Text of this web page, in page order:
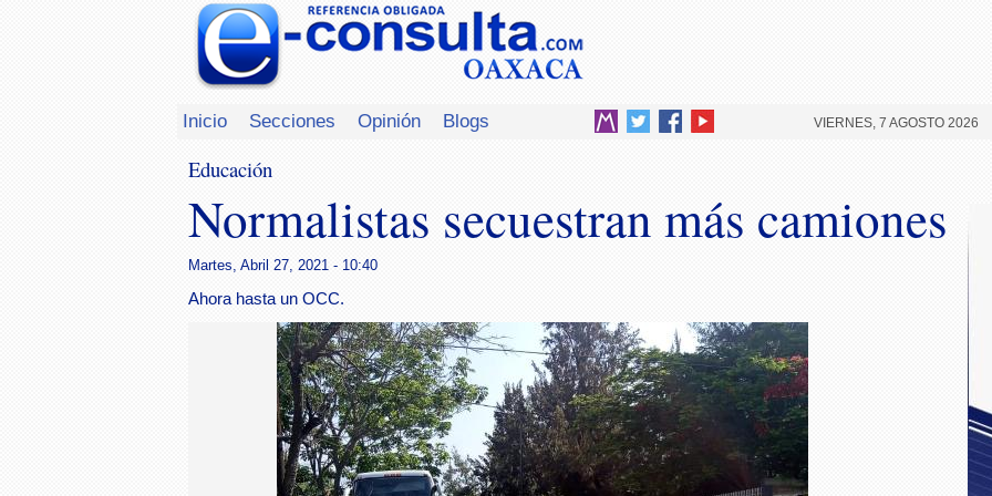
Inicio Secciones Opinión Blogs VIERNES, 7 AGOSTO 2026
Educación
Normalistas secuestran más camiones
Martes, Abril 27, 2021 - 10:40
Ahora hasta un OCC.